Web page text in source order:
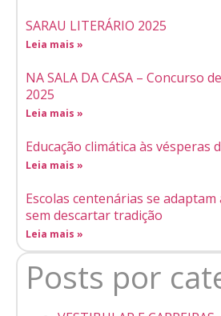
SARAU LITERÁRIO 2025
Leia mais »
NA SALA DA CASA – Concurso
2025
Leia mais »
Educação climática às vésperas
Leia mais »
Escolas centenárias se
sem descartar tradição
Leia mais »
Posts por